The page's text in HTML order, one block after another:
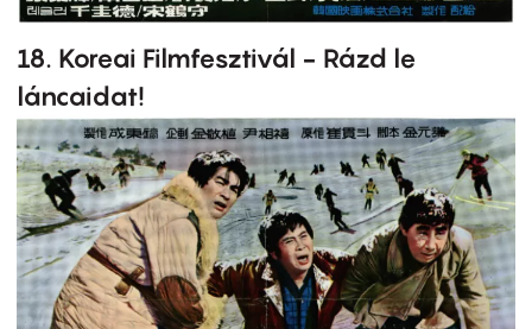
18. Koreai Filmfesztivál - Rázd le
láncaidat!